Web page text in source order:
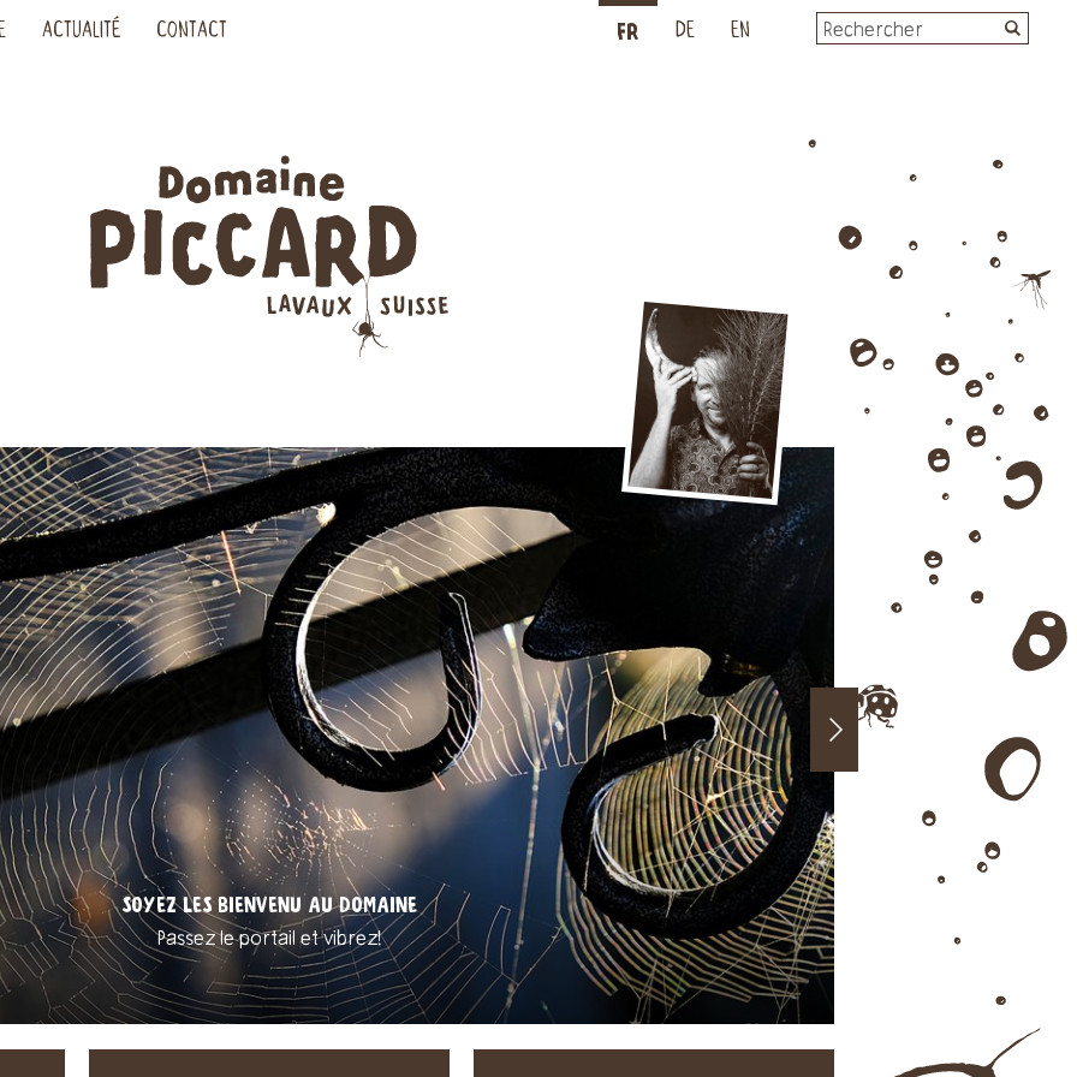
L
ACTUALITÉ CONTACT FR DE EN
SOYEZ LES BIENVENU AU DOMAINE
Passez le portail et vibrez!
2024 – 111 ÉME ANNIVERSAIRE DE NOTRE DOMAINE FAMILIAL...
11 ans de biodynamie & 1 année pour fêter!
>